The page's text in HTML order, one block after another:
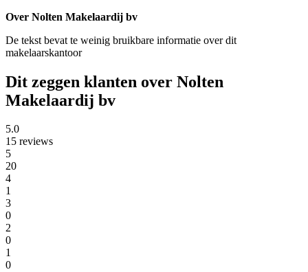
Over Nolten Makelaardij bv
De tekst bevat te weinig bruikbare informatie over dit
makelaarskantoor
Dit zeggen klanten over Nolten
Makelaardij bv
5.0
15 reviews
5
20
4
1
3
0
2
0
1
0